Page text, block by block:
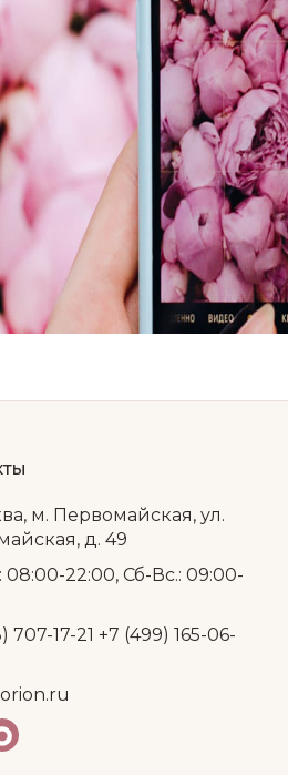
м. Первомайская, ул.
д. 49
08:00-22:00, Сб-Вс.: 09:00-
707-17-21 +7 (499) 165-06-